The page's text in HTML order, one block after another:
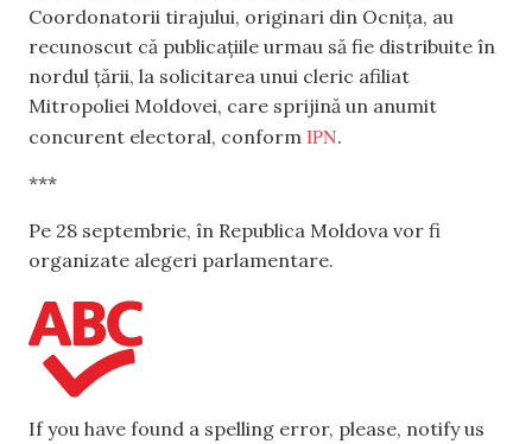
Coordonatorii tirajului, originari din Ocnița, au
recunoscut că publicațiile urmau să fie distribuite în
nordul țării, la solicitarea unui cleric afiliat
Mitropoliei Moldovei, care sprijină un anumit
concurent electoral, conform IPN.
***
Pe 28 septembrie, în Republica Moldova vor fi
organizate alegeri parlamentare.
If you have found a spelling error, please, notify us